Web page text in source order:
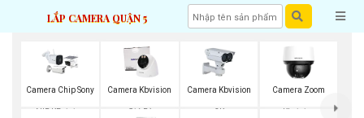
LẮP CAMERA QUẬN 5
Camera Chip Sony
NIR KBvision
Camera Kbvision
Giá Rẻ
Camera Kbvision
2K
Camera Zoom
Kbvision